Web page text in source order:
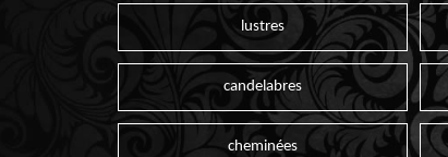
lustres
candelabres
cheminées